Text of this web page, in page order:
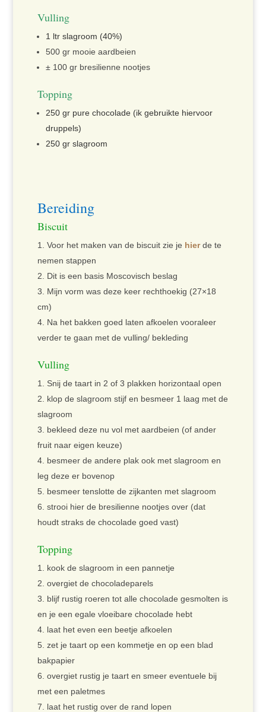
Vulling
1 ltr slagroom (40%)
500 gr mooie aardbeien
± 100 gr bresilienne nootjes
Topping
250 gr pure chocolade (ik gebruikte hiervoor
druppels)
250 gr slagroom
Bereiding
Biscuit
Voor het maken van de biscuit zie je hierde te
nemen stappen
Dit is een basis Moscovisch beslag
Mijn vorm was deze keer rechthoekig (27×18
cm)
Na het bakken goed laten afkoelen vooraleer
verder te gaan met de vulling/ bekleding
Vulling
Snij de taart in 2 of 3 plakken horizontaal open
klop de slagroom stijf en besmeer 1 laag met de
slagroom
bekleed deze nu vol met aardbeien (of ander
fruit naar eigen keuze)
besmeer de andere plak ook met slagroom en
leg deze er bovenop
besmeer tenslotte de zijkanten met slagroom
strooi hier de bresilienne nootjes over (dat
houdt straks de chocolade goed vast)
Topping
kook de slagroom in een pannetje
overgiet de chocoladeparels
blijf rustig roeren tot alle chocolade gesmolten is
en je een egale vloeibare chocolade hebt
laat het even een beetje afkoelen
zet je taart op een kommetje en op een blad
bakpapier
overgiet rustig je taart en smeer eventuele bij
met een paletmes
laat het rustig over de rand lopen